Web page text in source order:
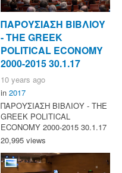
ΠΑΡΟΥΣΙΑΣΗ ΒΙΒΛΙΟΥ
- ΤΗΕ GREEK
POLITICAL ECONOMY
2000-2015 30.1.17
10 years ago
in 2017
ΠΑΡΟΥΣΙΑΣΗ ΒΙΒΛΙΟΥ - ΤΗΕ
GREEK POLITICAL
ECONOMY 2000-2015 30.1.17
20,995 views